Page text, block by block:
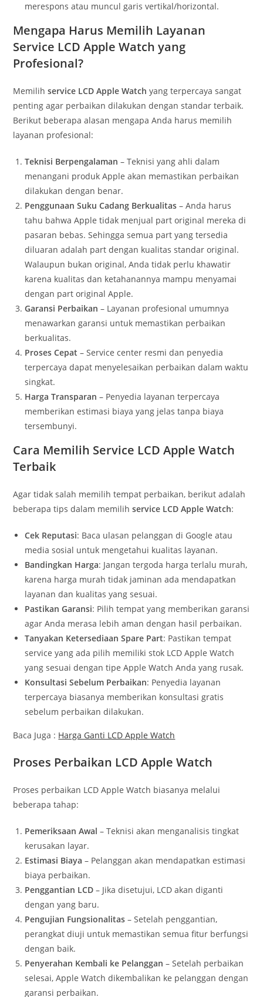
merespons atau muncul garis vertikal/horizontal.
Mengapa Harus Memilih Layanan
Service LCD Apple Watch yang
Profesional?
Memilihservice LCD Apple Watch yang terpercaya sangat
penting agar perbaikan dilakukan dengan standar terbaik.
Berikut beberapa alasan mengapa Anda harus memilih
layanan profesional:
Teknisi Berpengalaman – Teknisi yang ahli dalam
menangani produk Apple akan memastikan perbaikan
dilakukan dengan benar.
Penggunaan Suku Cadang Berkualitas – Anda harus
tahu bahwa Apple tidak menjual part original mereka di
pasaran bebas. Sehingga semua part yang tersedia
diluaran adalah part dengan kualitas standar original.
Walaupun bukan original, Anda tidak perlu khawatir
karena kualitas dan ketahanannya mampu menyamai
dengan part original Apple.
Garansi Perbaikan – Layanan profesional umumnya
menawarkan garansi untuk memastikan perbaikan
berkualitas.
Proses Cepat – Service center resmi dan penyedia
terpercaya dapat menyelesaikan perbaikan dalam waktu
singkat.
Harga Transparan – Penyedia layanan terpercaya
memberikan estimasi biaya yang jelas tanpa biaya
tersembunyi.
Cara Memilih Service LCD Apple Watch
Terbaik
Agar tidak salah memilih tempat perbaikan, berikut adalah
beberapa tips dalam memilihservice LCD Apple Watch:
Cek Reputasi: Baca ulasan pelanggan di Google atau
media sosial untuk mengetahui kualitas layanan.
Bandingkan Harga: Jangan tergoda harga terlalu murah,
karena harga murah tidak jaminan ada mendapatkan
layanan dan kualitas yang sesuai.
Pastikan Garansi: Pilih tempat yang memberikan garansi
agar Anda merasa lebih aman dengan hasil perbaikan.
Tanyakan Ketersediaan Spare Part: Pastikan tempat
service yang ada pilih memiliki stok LCD Apple Watch
yang sesuai dengan tipe Apple Watch Anda yang rusak.
Konsultasi Sebelum Perbaikan: Penyedia layanan
terpercaya biasanya memberikan konsultasi gratis
sebelum perbaikan dilakukan.
Baca Juga : Harga Ganti LCD Apple Watch
Proses Perbaikan LCD Apple Watch
Proses perbaikan LCD Apple Watch biasanya melalui
beberapa tahap:
Pemeriksaan Awal – Teknisi akan menganalisis tingkat
kerusakan layar.
Estimasi Biaya – Pelanggan akan mendapatkan estimasi
biaya perbaikan.
Penggantian LCD – Jika disetujui, LCD akan diganti
dengan yang baru.
Pengujian Fungsionalitas – Setelah penggantian,
perangkat diuji untuk memastikan semua fitur berfungsi
dengan baik.
Penyerahan Kembali ke Pelanggan – Setelah perbaikan
selesai, Apple Watch dikembalikan ke pelanggan dengan
garansi perbaikan.